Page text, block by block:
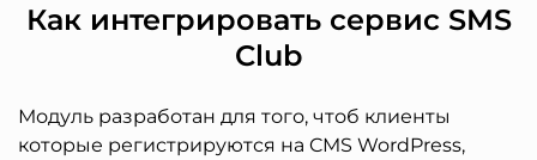
Как интегрировать сервис SMS
Club
Модуль разработан для того, чтоб клиенты
которые регистрируются на CMS WordPress,